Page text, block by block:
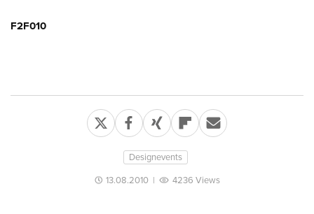
F2F010
Designevents
13.08.2010 | 4236 Views